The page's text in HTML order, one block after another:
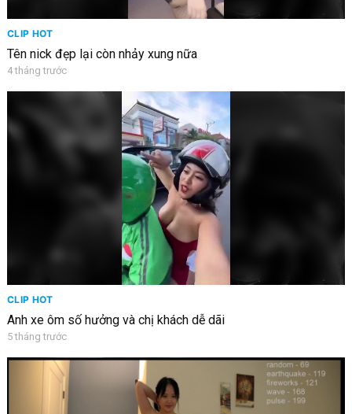
CLIP HOT
Tên nick đẹp lại còn nhảy xung nữa
4 tháng trước
CLIP HOT
Anh xe ôm số hưởng và chị khách dễ dãi
5 tháng trước